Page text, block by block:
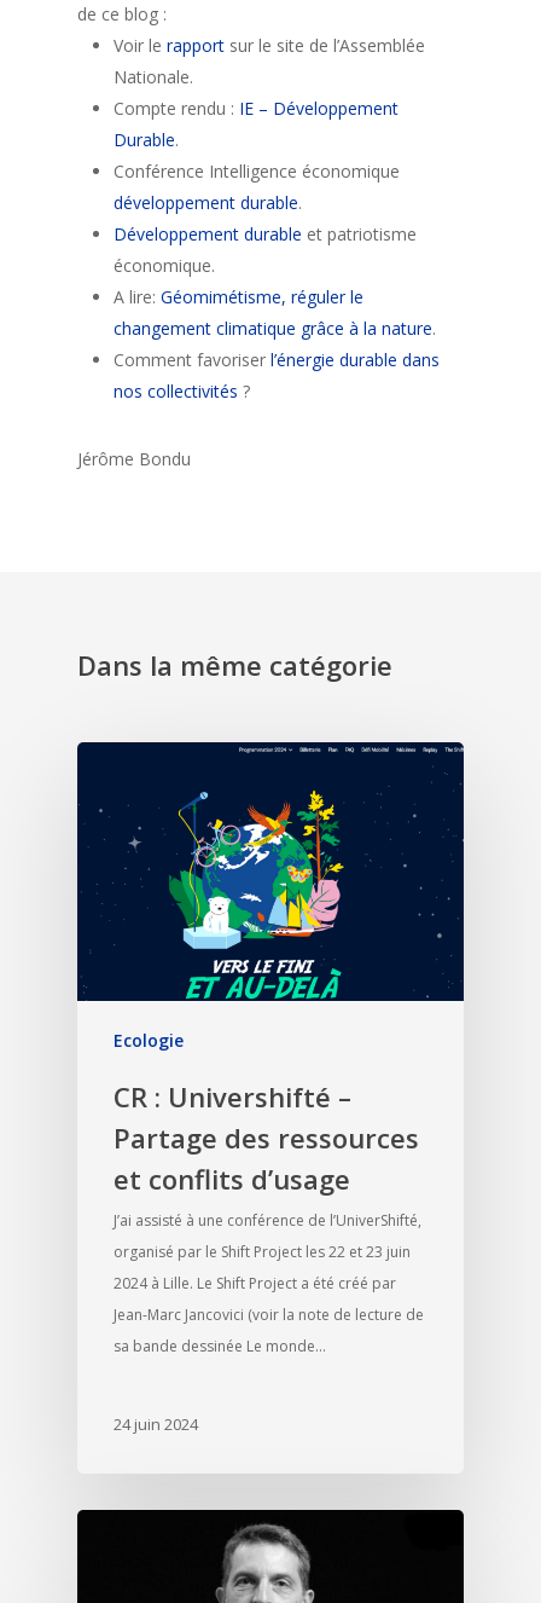
de ce blog :
Voir le rapport sur le site de l’Assemblée
Nationale.
Compte rendu : IE – Développement
Durable.
Conférence Intelligence économique
développement durable.
Développement durable et patriotisme
économique.
A lire: Géomimétisme, réguler le
changement climatique grâce à la nature.
Comment favoriser l’énergie durable dans
nos collectivités ?
Jérôme Bondu
Dans la même catégorie
Ecologie
CR : Univershifté –
Partage des ressources
et conflits d’usage
J’ai assisté à une conférence de l’UniverShifté,
organisé par le Shift Project les 22 et 23 juin
2024 à Lille. Le Shift Project a été créé par
Jean-Marc Jancovici (voir la note de lecture de
sa bande dessinée Le monde…
24 juin 2024